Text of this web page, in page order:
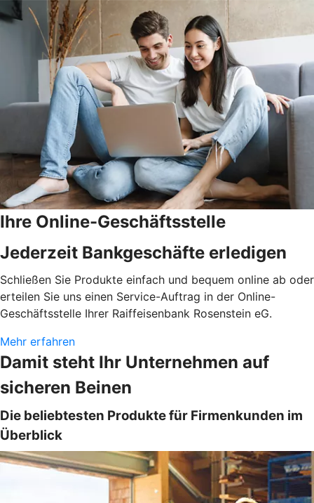
Ihre Online-Geschäftsstelle
Jederzeit Bankgeschäfte erledigen
Schließen Sie Produkte einfach und bequem online ab oder
erteilen Sie uns einen Service-Auftrag in der Online-
Geschäftsstelle Ihrer Raiffeisenbank Rosenstein eG.
Mehr erfahren
Damit steht Ihr Unternehmen auf
sicheren Beinen
Die beliebtesten Produkte für Firmenkunden im
Überblick